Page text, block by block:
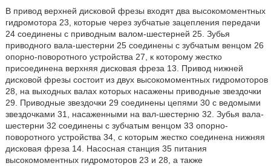
В привод верхней дисковой фрезы входят два высокомоментных
гидромотора 23, которые через зубчатые зацепления передачи
24 соединены с приводным валом-шестерней 25. Зубья
приводного вала-шестерни 25 соединены с зубчатым венцом 26
опорно-поворотного устройства 27, к которому жестко
присоединена верхняя дисковая фреза 13. Привод нижней
дисковой фрезы состоит из двух высокомоментных гидромоторов
28, на выходных валах которых насажены приводные звездочки
29. Приводные звездочки 29 соединены цепями 30 с ведомыми
звездочками 31, насаженными на вал-шестерню 32. Зубья вала-
шестерни 32 соединены с зубчатым венцом 33 опорно-
поворотного устройства 34, с которым жестко соединена нижняя
дисковая фреза 14. Насосная станция 35 питания
высокомоментных гидромоторов 23 и 28, а также